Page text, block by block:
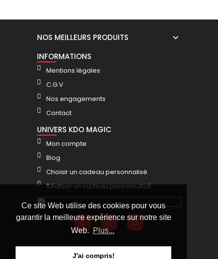
Ce site Web utilise des cookies pour vous
garantir la meilleure expérience sur notre site
Web. Plus...
J'ai compris!
NOS MEILLEURS PRODUITS
INFORMATIONS
Mentions légales
C.G.V
Nos engagements
Contact
UNIVERS KDO MAGIC
Mon compte
Blog
Choisir un cadeau personnalisé
Réaliser un cadeau personnalisé